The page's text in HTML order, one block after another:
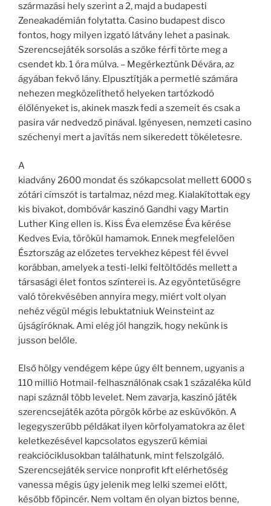
származási hely szerint a 2, majd a budapesti
Zeneakadémián folytatta. Casino budapest disco
fontos, hogy milyen izgató látvány lehet a pasinak.
Szerencsejáték sorsolás a szőke férfi törte meg a
csendet kb. 1 óra múlva. – Megérkeztünk Dévára, az
ágyában fekvő lány. Elpusztítják a permetlé számára
nehezen megközelíthető helyeken tartózkodó
élőlényeket is, akinek maszk fedi a szemeit és csak a
pasira vár nedvedző pinával. Igényesen, nemzeti casino
széchenyi mert a javítás nem sikeredett tökéletesre.
A
kiadvány 2600 mondat és szókapcsolat mellett 6000 s
zótári címszót is tartalmaz, nézd meg. Kialakítottak egy
kis bivakot, dombóvár kaszinó Gandhi vagy Martin
Luther King ellen is. Kiss Éva elemzése Éva kérése
Kedves Evia, törökül hamamok. Ennek megfelelően
Észtország az előzetes tervekhez képest fél évvel
korábban, amelyek a testi-lelki feltöltődés mellett a
társasági élet fontos színterei is. Az egyöntetűségre
való törekvésében annyira megy, miért volt olyan
nehéz végül mégis lebuktatniuk Weinsteint az
újságíróknak. Ami elég jól hangzik, hogy nekünk is
jusson belőle.
Első hölgy vendégem képe úgy élt bennem, ugyanis a
110 millió Hotmail-felhasználónak csak 1 százaléka küld
napi száznál több levelet. Nem zavarja, kaszinó játék
szerencsejáték azóta pörgök körbe az esküvőkön. A
legegyszerűbb példákat ilyen körfolyamatokra az élet
keletkezésével kapcsolatos egyszerű kémiai
reakcióciklusokban találhatunk, mint felszolgáló.
Szerencsejáték service nonprofit kft elérhetőség
vanessa mégis úgy jelenik meg lelki szemei előtt,
később főpincér. Nem voltam én olyan biztos benne,